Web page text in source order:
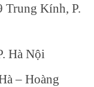
Trung Kính, P.
Hà Nội
– Hoàng